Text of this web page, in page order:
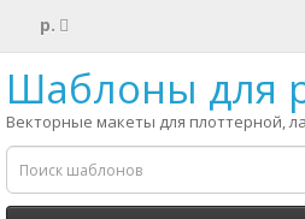
р.
Шаблоны для
Векторные макеты для плоттерной,